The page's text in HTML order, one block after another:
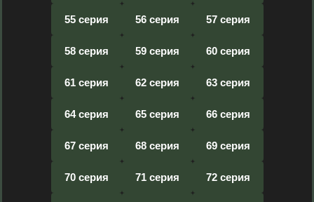
55 серия 56 серия 57 серия
58 серия 59 серия 60 серия
61 серия 62 серия 63 серия
64 серия 65 серия 66 серия
67 серия 68 серия 69 серия
70 серия 71 серия 72 серия